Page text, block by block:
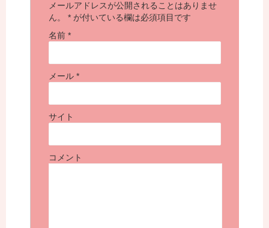
メールアドレスが公開されることはありませ
ん。
* が付いている欄は必須項目です
名前 *
メール *
サイト
コメント